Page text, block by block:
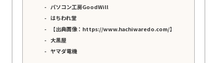
パソコン工房GoodWill
はちわれ堂
【出典画像：https://www.hachiwaredo.com/】
大黒屋
ヤマダ電機